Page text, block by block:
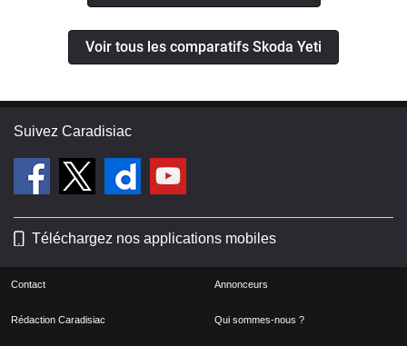
Voir tous les comparatifs Skoda Yeti
Suivez Caradisiac
Téléchargez nos applications mobiles
Contact Annonceurs
Rédaction Caradisiac Qui sommes-nous ?